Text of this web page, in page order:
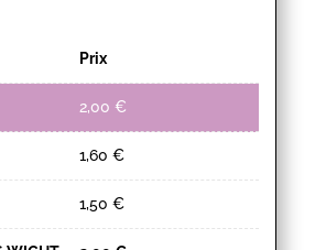
Prix
2,00 €
1,60 €
1,50 €